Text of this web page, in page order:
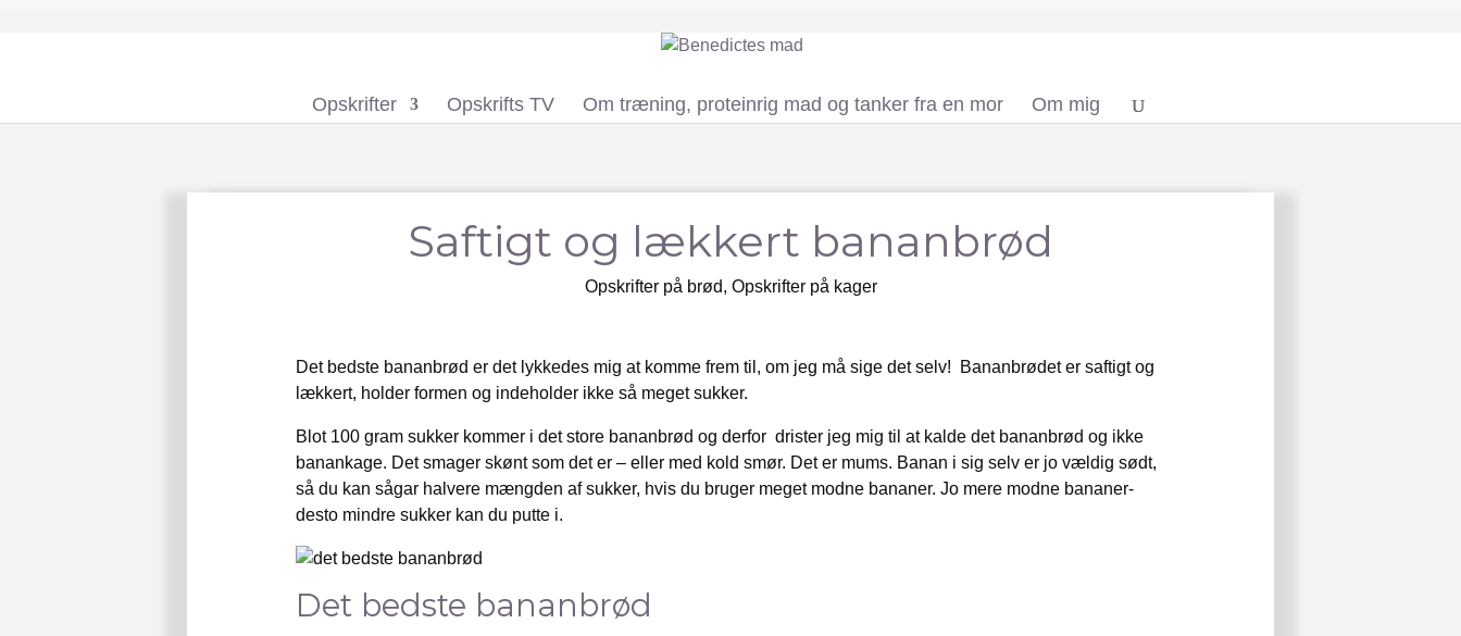
Opskrifter Opskrifts TV Om træning, proteinrig mad og tanker fra en mor Om mig
Saftigt og lækkert bananbrød
Opskrifter på brød, Opskrifter på kager
Det bedste bananbrød er det lykkedes mig at komme frem til, om jeg må sige det selv! Bananbrødet er saftigt og
lækkert, holder formen og indeholder ikke så meget sukker.
Blot 100 gram sukker kommer i det store bananbrød og derfor drister jeg mig til at kalde det bananbrød og ikke
banankage. Det smager skønt som det er – eller med kold smør. Det er mums. Banan i sig selv er jo vældig sødt,
så du kan sågar halvere mængden af sukker, hvis du bruger meget modne bananer. Jo mere modne bananer-
desto mindre sukker kan du putte i.
Det bedste bananbrød